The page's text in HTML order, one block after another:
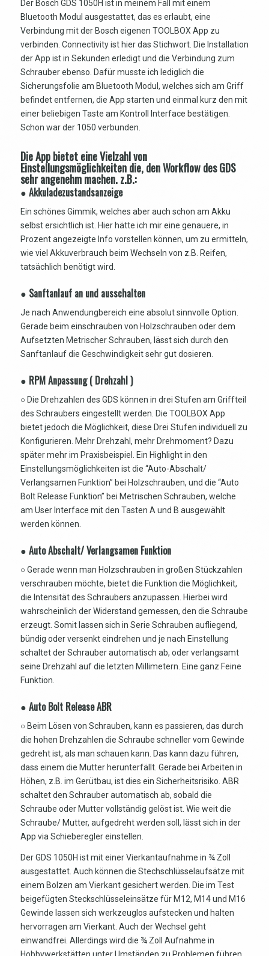
Der Bosch GDS 1050H ist in meinem Fall mit einem
Bluetooth Modul ausgestattet, das es erlaubt, eine
Verbindung mit der Bosch eigenen TOOLBOX App zu
verbinden. Connectivity ist hier das Stichwort. Die Installation
der App ist in Sekunden erledigt und die Verbindung zum
Schrauber ebenso. Dafür musste ich lediglich die
Sicherungsfolie am Bluetooth Modul, welches sich am Griff
befindet entfernen, die App starten und einmal kurz den mit
einer beliebigen Taste am Kontroll Interface bestätigen.
Schon war der 1050 verbunden.
Die App bietet eine Vielzahl von
Einstellungsmöglichkeiten die, den Workflow des GDS
sehr angenehm machen. z.B.:
● Akkuladezustandsanzeige
Ein schönes Gimmik, welches aber auch schon am Akku
selbst ersichtlich ist. Hier hätte ich mir eine genauere, in
Prozent angezeigte Info vorstellen können, um zu ermitteln,
wie viel Akkuverbrauch beim Wechseln von z.B. Reifen,
tatsächlich benötigt wird.
● Sanftanlauf an und ausschalten
Je nach Anwendungbereich eine absolut sinnvolle Option.
Gerade beim einschrauben von Holzschrauben oder dem
Aufsetzten Metrischer Schrauben, lässt sich durch den
Sanftanlauf die Geschwindigkeit sehr gut dosieren.
● RPM Anpassung ( Drehzahl )
○ Die Drehzahlen des GDS können in drei Stufen am Griffteil
des Schraubers eingestellt werden. Die TOOLBOX App
bietet jedoch die Möglichkeit, diese Drei Stufen individuell zu
Konfigurieren. Mehr Drehzahl, mehr Drehmoment? Dazu
später mehr im Praxisbeispiel. Ein Highlight in den
Einstellungsmöglichkeiten ist die “Auto-Abschalt/
Verlangsamen Funktion” bei Holzschrauben, und die “Auto
Bolt Release Funktion” bei Metrischen Schrauben, welche
am User Interface mit den Tasten A und B ausgewählt
werden können.
● Auto Abschalt/ Verlangsamen Funktion
○ Gerade wenn man Holzschrauben in großen Stückzahlen
verschrauben möchte, bietet die Funktion die Möglichkeit,
die Intensität des Schraubers anzupassen. Hierbei wird
wahrscheinlich der Widerstand gemessen, den die Schraube
erzeugt. Somit lassen sich in Serie Schrauben aufliegend,
bündig oder versenkt eindrehen und je nach Einstellung
schaltet der Schrauber automatisch ab, oder verlangsamt
seine Drehzahl auf die letzten Millimetern. Eine ganz Feine
Funktion.
● Auto Bolt Release ABR
○ Beim Lösen von Schrauben, kann es passieren, das durch
die hohen Drehzahlen die Schraube schneller vom Gewinde
gedreht ist, als man schauen kann. Das kann dazu führen,
dass einem die Mutter herunterfällt. Gerade bei Arbeiten in
Höhen, z.B. im Gerütbau, ist dies ein Sicherheitsrisiko. ABR
schaltet den Schrauber automatisch ab, sobald die
Schraube oder Mutter vollständig gelöst ist. Wie weit die
Schraube/ Mutter, aufgedreht werden soll, lässt sich in der
App via Schieberegler einstellen.
Der GDS 1050H ist mit einer Vierkantaufnahme in ¾ Zoll
ausgestattet. Auch können die Stechschlüsselaufsätze mit
einem Bolzen am Vierkant gesichert werden. Die im Test
beigefügten Steckschlüsseleinsätze für M12, M14 und M16
Gewinde lassen sich werkzeuglos aufstecken und halten
hervorragen am Vierkant. Auch der Wechsel geht
einwandfrei. Allerdings wird die ¾ Zoll Aufnahme in
Hobbywerkstätten unter Umständen zu Problemen führen,